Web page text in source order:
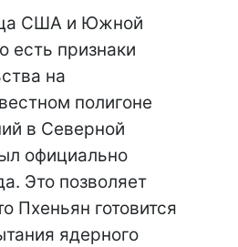
США и Южной
есть признаки
на
полигоне
в Северной
официально
Это позволяет
Пхеньян готовится
ядерного